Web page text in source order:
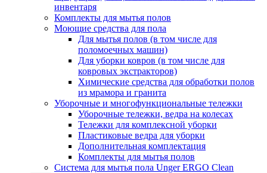
инвентаря
Комплекты для мытья полов
Моющие средства для пола
Для мытья полов (в том числе для
поломоечных машин)
Для уборки ковров (в том числе для
ковровых экстракторов)
Химические средства для обработки полов
из мрамора и гранита
Уборочные и многофункциональные тележки
Уборочные тележки, ведра на колесах
Тележки для комплексной уборки
Пластиковые ведра для уборки
Дополнительная комплектация
Комплекты для мытья полов
Система для мытья пола Unger ERGO Clean